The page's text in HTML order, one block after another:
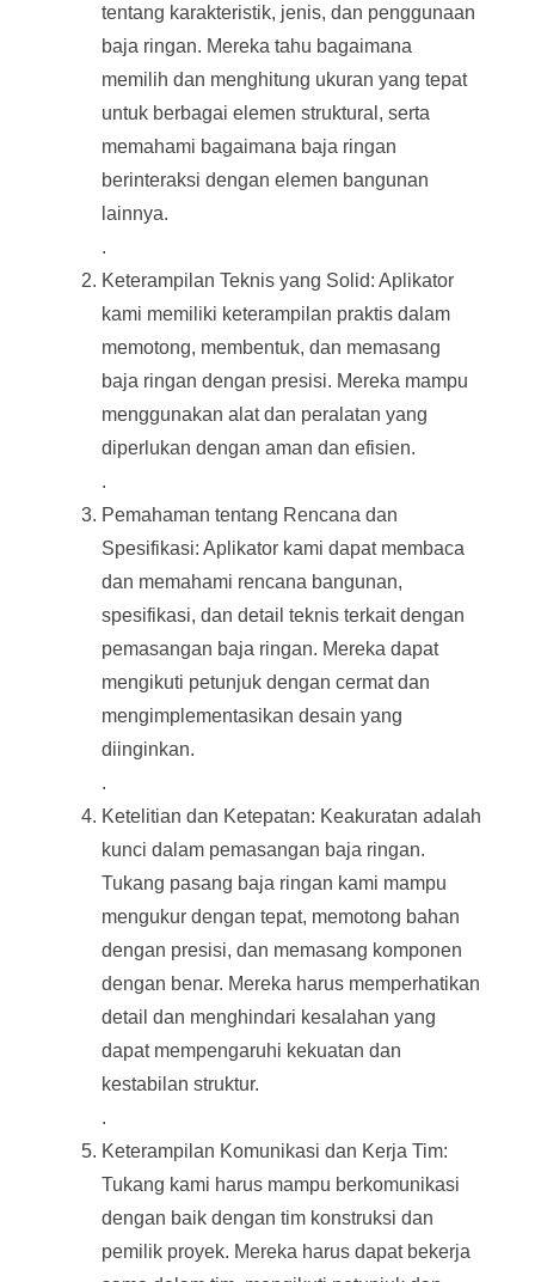
tentang karakteristik, jenis, dan penggunaan
baja ringan. Mereka tahu bagaimana
memilih dan menghitung ukuran yang tepat
untuk berbagai elemen struktural, serta
memahami bagaimana baja ringan
berinteraksi dengan elemen bangunan
lainnya.
.
Keterampilan Teknis yang Solid: Aplikator
kami memiliki keterampilan praktis dalam
memotong, membentuk, dan memasang
baja ringan dengan presisi. Mereka mampu
menggunakan alat dan peralatan yang
diperlukan dengan aman dan efisien.
.
Pemahaman tentang Rencana dan
Spesifikasi: Aplikator kami dapat membaca
dan memahami rencana bangunan,
spesifikasi, dan detail teknis terkait dengan
pemasangan baja ringan. Mereka dapat
mengikuti petunjuk dengan cermat dan
mengimplementasikan desain yang
diinginkan.
.
Ketelitian dan Ketepatan: Keakuratan adalah
kunci dalam pemasangan baja ringan.
Tukang pasang baja ringan kami mampu
mengukur dengan tepat, memotong bahan
dengan presisi, dan memasang komponen
dengan benar. Mereka harus memperhatikan
detail dan menghindari kesalahan yang
dapat mempengaruhi kekuatan dan
kestabilan struktur.
.
Keterampilan Komunikasi dan Kerja Tim:
Tukang kami harus mampu berkomunikasi
dengan baik dengan tim konstruksi dan
pemilik proyek. Mereka harus dapat bekerja